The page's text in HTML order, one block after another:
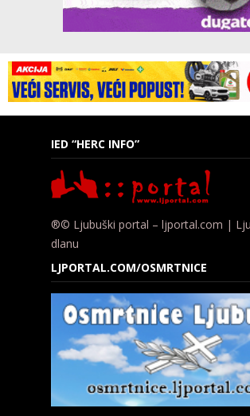
IED “HERC INFO”
®© Ljubuški portal – ljportal.com |
dlanu
LJPORTAL.COM/OSMRTNICE